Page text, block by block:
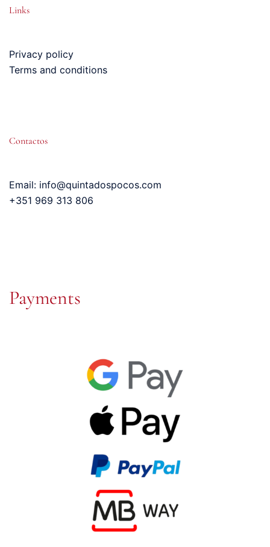
Links
Privacy policy
Terms and conditions
Contactos
Email: info@quintadospocos.com
+351 969 313 806
Payments